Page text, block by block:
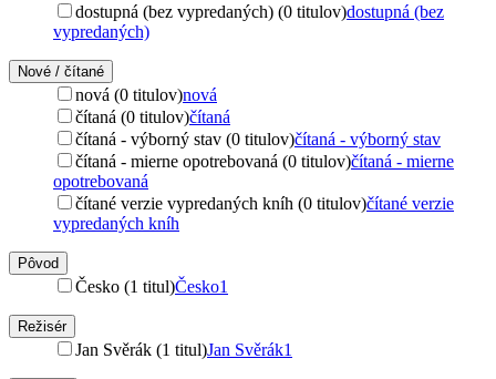
dostupná (bez vypredaných) (0 titulov)dostupná (bez
vypredaných)
Nové / čítané
nová (0 titulov)nová
čítaná (0 titulov)čítaná
čítaná - výborný stav (0 titulov)čítaná - výborný stav
čítaná - mierne opotrebovaná (0 titulov)čítaná - mierne
opotrebovaná
čítané verzie vypredaných kníh (0 titulov)čítané verzie
vypredaných kníh
Pôvod
Česko (1 titul)Česko1
Režisér
Jan Svěrák (1 titul)Jan Svěrák1